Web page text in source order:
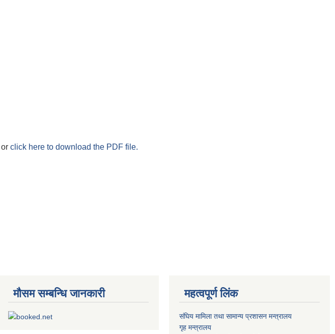
or click here to download the PDF file.
मौसम सम्बन्धि जानकारी महत्वपूर्ण लिंक
संघिय मामिला तथा सामान्य प्रशासन मन्त्रालय
गृह मन्त्रालय